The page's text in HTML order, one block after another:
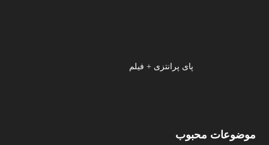
پای پرانتزی + فیلم
موضوعات محبوب